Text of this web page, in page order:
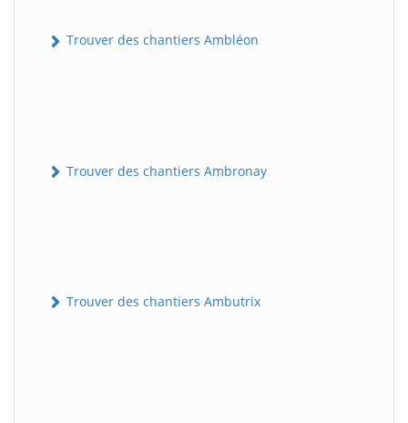
Trouver des chantiers Ambléon
Trouver des chantiers Ambronay
Trouver des chantiers Ambutrix